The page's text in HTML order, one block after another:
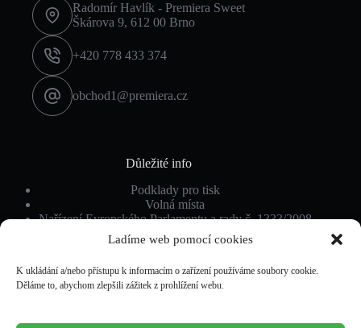
Ladíme web pomocí cookies
K ukládání a/nebo přístupu k informacím o zařízení používáme soubory cookie.
Děláme to, abychom zlepšili zážitek z prohlížení webu.
Radomír Havlík - Premiera Sweet
Škárova 9, 612 00 Brno
+420 778 433 374
obchod1@premiera.cz
Důležité info
Podklady pro tisk
Volná místa
Nařízení Evropského Parlamentu a rady č. 1333/2008
Ochrana osobních údajů
Povinné info